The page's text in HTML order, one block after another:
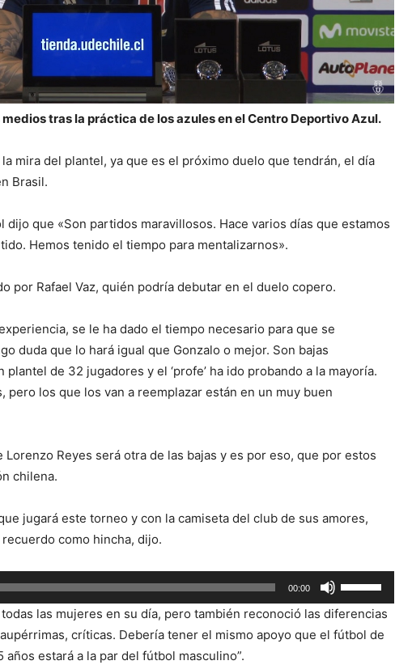
tras la práctica de los azules en el Centro Deportivo Azul.
mira del plantel, ya que es el próximo duelo que tendrán, el día
Brasil.
dijo que «Son partidos maravillosos. Hace varios días que estamos
Hemos tenido el tiempo para mentalizarnos».
por Rafael Vaz, quién podría debutar en el duelo copero.
se le ha dado el tiempo necesario para que se
duda que lo hará igual que Gonzalo o mejor. Son bajas
de 32 jugadores y el ‘profe’ ha ido probando a la mayoría.
pero los que los van a reemplazar están en un muy buen
Lorenzo Reyes será otra de las bajas y es por eso, que por estos
chilena.
jugará este torneo y con la camiseta del club de sus amores,
como hincha, dijo.
00:00
las
teclas
de
las mujeres en su día, pero también reconoció las diferencias
críticas. Debería tener el mismo apoyo que el fútbol de
años estará a la par del fútbol masculino”.